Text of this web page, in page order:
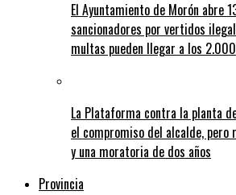
El Ayuntamiento de Morón abre
sancionadores por vertidos
multas pueden llegar a los
La Plataforma contra la planta
el compromiso del alcalde, pero
y una moratoria de dos años
Provincia